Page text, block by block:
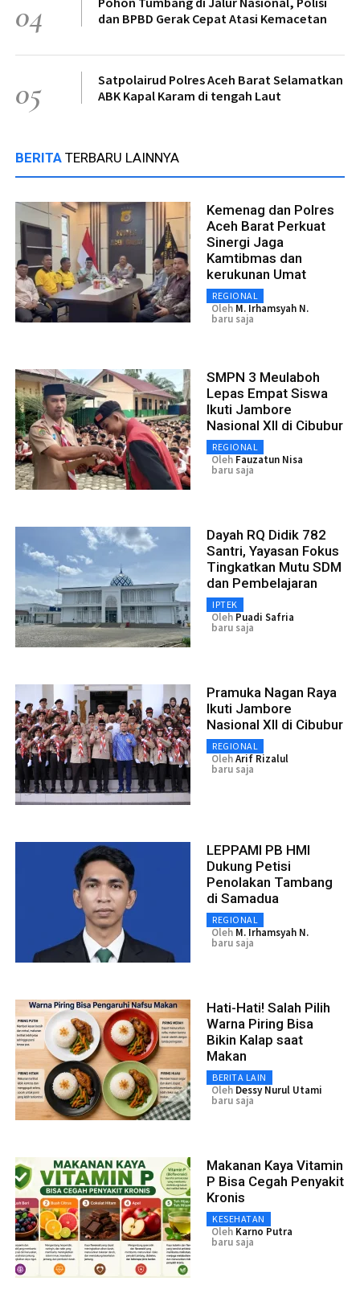
04
dan BPBD Gerak Cepat Atasi Kemacetan
05
Satpolairud Polres Aceh Barat Selamatkan
ABK Kapal Karam di tengah Laut
BERITA TERBARU LAINNYA
Kemenag dan Polres
Aceh Barat Perkuat
Sinergi Jaga
Kamtibmas dan
kerukunan Umat
REGIONAL
Oleh M. Irhamsyah N.
baru saja
SMPN 3 Meulaboh
Lepas Empat Siswa
Ikuti Jambore
Nasional XII di Cibubur
REGIONAL
Oleh Fauzatun Nisa
baru saja
Dayah RQ Didik 782
Santri, Yayasan Fokus
Tingkatkan Mutu SDM
dan Pembelajaran
IPTEK
Oleh Puadi Safria
baru saja
Pramuka Nagan Raya
Ikuti Jambore
Nasional XII di Cibubur
REGIONAL
OlehArif Rizalul
baru saja
LEPPAMI PB HMI
Dukung Petisi
Penolakan Tambang
di Samadua
REGIONAL
Oleh M. Irhamsyah N.
baru saja
Hati-Hati! Salah Pilih
Warna Piring Bisa
Bikin Kalap saat
Makan
BERITA LAIN
Oleh Dessy Nurul Utami
baru saja
Makanan Kaya Vitamin
P Bisa Cegah Penyakit
Kronis
KESEHATAN
Oleh Karno Putra
baru saja